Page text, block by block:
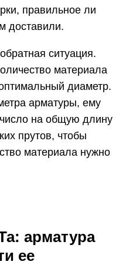
правильное ли
доставили.
ситуация.
материала
диаметр.
арматуры, ему
на общую длину
прутов, чтобы
материала нужно
арматура
ее